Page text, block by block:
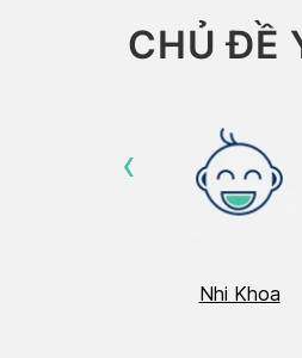
CHỦ ĐỀ
Nhi Khoa
‹